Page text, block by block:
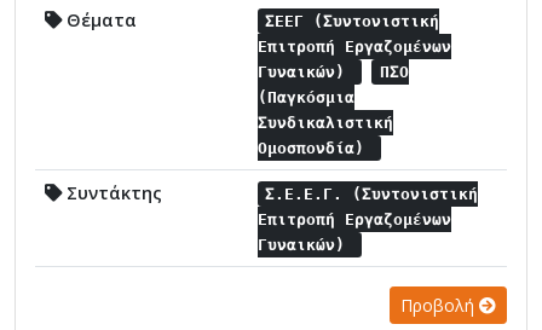
Θέματα
ΣΕΕΓ (Συντονιστική
Επιτροπή Εργαζομένων
Γυναικών)
ΠΣΟ
(Παγκόσμια
Συνδικαλιστική
Ομοσπονδία)
Συντάκτης
Σ.Ε.Ε.Γ. (Συντονιστική
Επιτροπή Εργαζομένων
Γυναικών)
Προβολή